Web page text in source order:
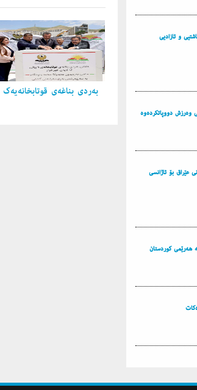
به‌ردی بناغه‌ی قوتابخانه‌یه‌ك
و ئازادیی
وه‌رزش دووپاتكرده‌وه‌
عێراق بۆ ئاژانسی
هه‌رێمی كوردستان